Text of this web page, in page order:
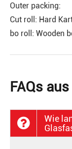
Outer packing:
Cut roll: Hard
bo roll: Wooden
FAQs
Wie